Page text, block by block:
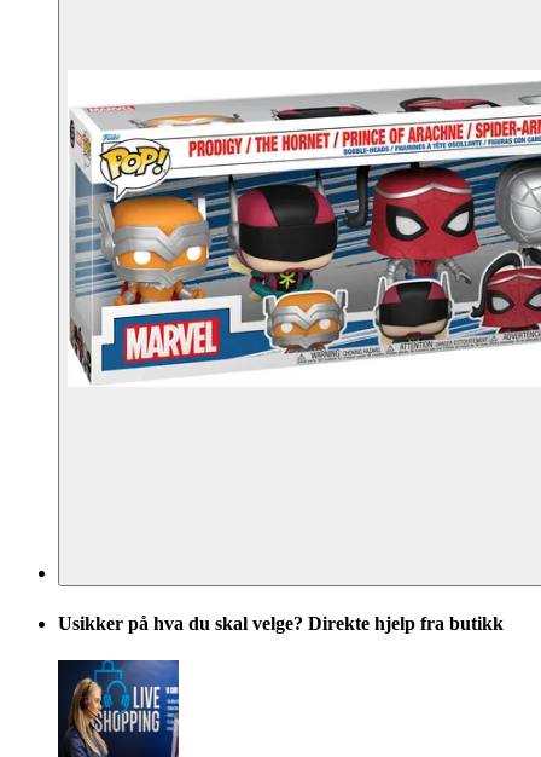
Usikker på hva du skal velge? Direkte hjelp fra butikk